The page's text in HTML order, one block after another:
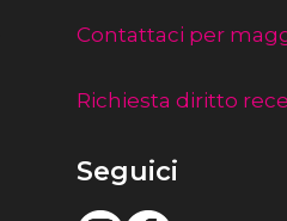
Contattaci per
Richiesta diritto
Seguici